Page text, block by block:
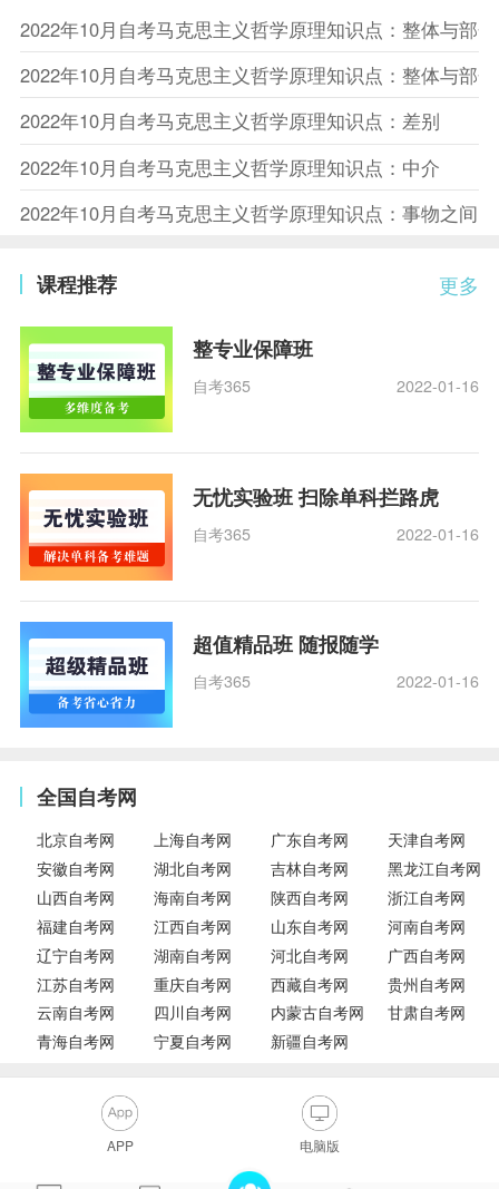
2022年10月自考马克思主义哲学原理知识点：整体与部
2022年10月自考马克思主义哲学原理知识点：整体与部
2022年10月自考马克思主义哲学原理知识点：差别
2022年10月自考马克思主义哲学原理知识点：中介
2022年10月自考马克思主义哲学原理知识点：事物之间
更多
课程推荐
整专业保障班
自考365 2022-01-16
无忧实验班 扫除单科拦路虎
自考365 2022-01-16
超值精品班 随报随学
自考365 2022-01-16
全国自考网
北京自考网 上海自考网 广东自考网
天津自考网
安徽自考网
湖北自考网 吉林自考网
黑龙江自考网
山西自考网
海南自考网 陕西自考网
浙江自考网
福建自考网
江西自考网 山东自考网
河南自考网
辽宁自考网
湖南自考网 河北自考网
广西自考网
江苏自考网
重庆自考网 西藏自考网
贵州自考网
云南自考网
四川自考网 内蒙古自考网
甘肃自考网
青海自考网
宁夏自考网 新疆自考网
APP 电脑版